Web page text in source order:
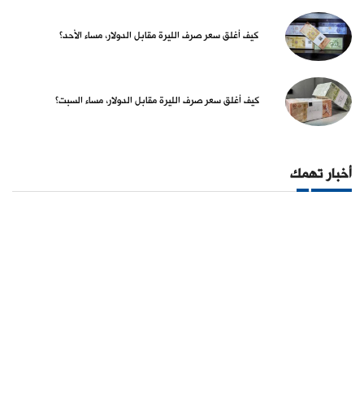
كيف أغلق سعر صرف الليرة مقابل الدولار، مساء الأحد؟
كيف أغلق سعر صرف الليرة مقابل الدولار، مساء السبت؟
أخبار تهمك